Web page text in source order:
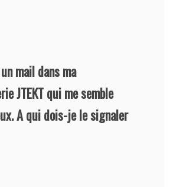
mail dans ma
JTEKT qui me semble
A qui dois-je le signaler